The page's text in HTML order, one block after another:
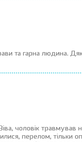
та гарна людина.
чоловік
перелом, тільки